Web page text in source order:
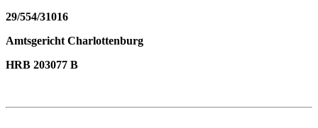
29/554/31016
Amtsgericht Charlottenburg
HRB 203077 B